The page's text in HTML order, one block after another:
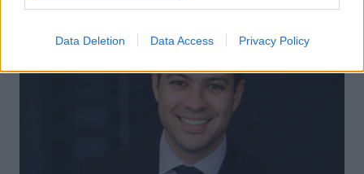
Data Deletion Data Access Privacy Policy